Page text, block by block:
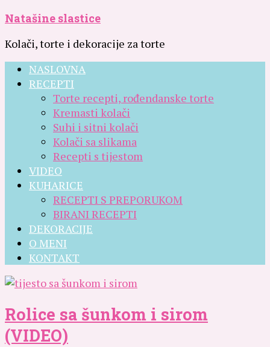
Natašine slastice
Kolači, torte i dekoracije za torte
NASLOVNA
RECEPTI
Torte recepti, rođendanske torte
Kremasti kolači
Suhi i sitni kolači
Kolači sa slikama
Recepti s tijestom
VIDEO
KUHARICE
RECEPTI S PREPORUKOM
BIRANI RECEPTI
DEKORACIJE
O MENI
KONTAKT
Rolice sa šunkom i sirom
(VIDEO)